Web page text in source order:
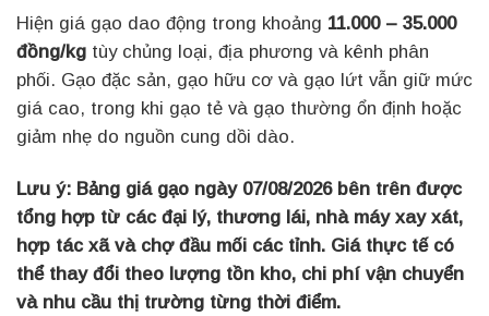
Hiện giá gạo dao động trong khoảng 11.000 – 35.000
đồng/kg tùy chủng loại, địa phương và kênh phân
phối. Gạo đặc sản, gạo hữu cơ và gạo lứt vẫn giữ mức
giá cao, trong khi gạo tẻ và gạo thường ổn định hoặc
giảm nhẹ do nguồn cung dồi dào.
Lưu ý: Bảng giá gạo ngày 07/08/2026 bên trên được
tổng hợp từ các đại lý, thương lái, nhà máy xay xát,
hợp tác xã và chợ đầu mối các tỉnh. Giá thực tế có
thể thay đổi theo lượng tồn kho, chi phí vận chuyển
và nhu cầu thị trường từng thời điểm.